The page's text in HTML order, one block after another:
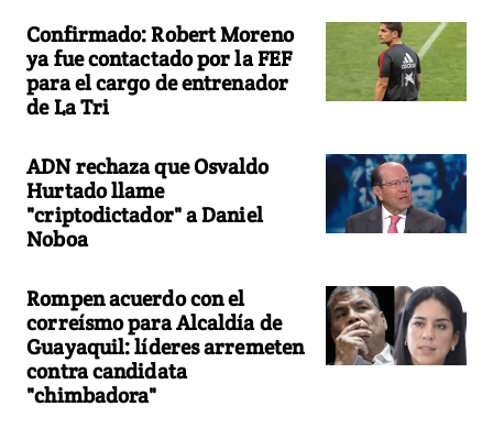
Confirmado: Robert Moreno
ya fue contactado por la FEF
para el cargo de entrenador
de La Tri
ADN rechaza que Osvaldo
Hurtado llame
"criptodictador" a Daniel
Noboa
Rompen acuerdo con el
correísmo para Alcaldía de
Guayaquil: líderes arremeten
contra candidata
"chimbadora"